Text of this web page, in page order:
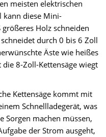
meisten elektrischen
kann diese Mini-
größeres Holz schneiden
durch 0 bis 6 Zoll
Äste wie heißes
8-Zoll-Kettensäge wiegt
Kettensäge kommt mit
Schnellladegerät, was
Sorgen machen müssen,
der Strom ausgeht,